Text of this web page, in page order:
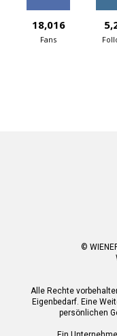
18,016
Fans
©
Alle Rechte
Eigenbedarf. Eine
persönlichen